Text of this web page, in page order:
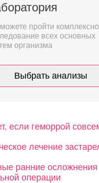
пройти
всех основных
организма
Выбрать анализы
если геморрой
лечение
ранние
операции